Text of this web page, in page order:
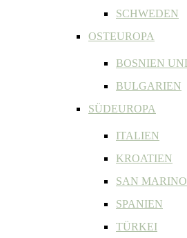
SCHWEDEN
OSTEUROPA
BOSNIEN
BULGARIEN
SÜDEUROPA
ITALIEN
KROATIEN
SAN MARINO
SPANIEN
TÜRKEI